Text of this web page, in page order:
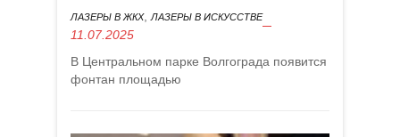
ЛАЗЕРЫ В ЖКХ, ЛАЗЕРЫ В ИСКУССТВЕ
11.07.2025
В Центральном парке Волгограда появится
фонтан площадью